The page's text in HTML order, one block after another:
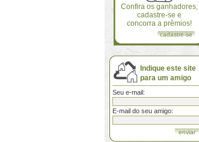
Confira os ganhadores,
cadastre-se e
concorra a prêmios!
cadastre-se
Indique este site
para um amigo
Seu e-mail:
E-mail do seu amigo: